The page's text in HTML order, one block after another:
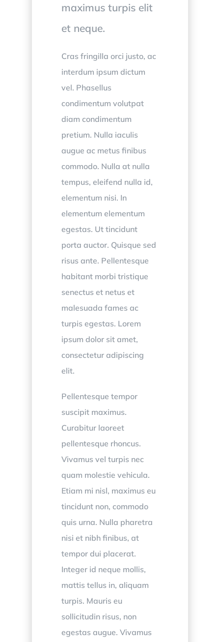
maximus turpis elit
et neque.
Cras fringilla orci justo, ac
interdum ipsum dictum
vel. Phasellus
condimentum volutpat
diam condimentum
pretium. Nulla iaculis
augue ac metus finibus
commodo. Nulla at nulla
tempus, eleifend nulla id,
elementum nisi. In
elementum elementum
egestas. Ut tincidunt
porta auctor. Quisque sed
risus ante. Pellentesque
habitant morbi tristique
senectus et netus et
malesuada fames ac
turpis egestas. Lorem
ipsum dolor sit amet,
consectetur adipiscing
elit.
Pellentesque tempor
suscipit maximus.
Curabitur laoreet
pellentesque rhoncus.
Vivamus vel turpis nec
quam molestie vehicula.
Etiam mi nisl, maximus eu
tincidunt non, commodo
quis urna. Nulla pharetra
nisi et nibh finibus, at
tempor dui placerat.
Integer id neque mollis,
mattis tellus in, aliquam
turpis. Mauris eu
sollicitudin risus, non
egestas augue. Vivamus